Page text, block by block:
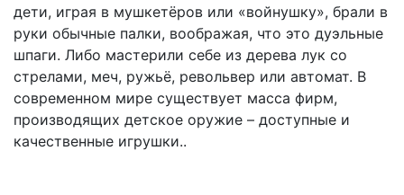
дети, играя в мушкетёров или «войнушку», брали в
руки обычные палки, воображая, что это дуэльные
шпаги. Либо мастерили себе из дерева лук со
стрелами, меч, ружьё, револьвер или автомат. В
современном мире существует масса фирм,
производящих детское оружие – доступные и
качественные игрушки..